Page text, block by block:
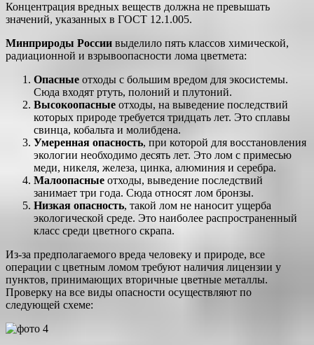
Концентрация вредных веществ должна не превышать
значений, указанных в ГОСТ 12.1.005.
Минприроды России выделило пять классов химической,
радиационной и взрывоопасности лома цветмета:
Опасные отходы с большим вредом для экосистемы.
Сюда входят ртуть, полоний и плутоний.
Высокоопасные отходы, на выведение последствий
которых природе требуется тридцать лет. Это сплавы
свинца, кобальта и молибдена.
Умеренная опасность, при которой для восстановления
экологии необходимо десять лет. Это лом с примесью
меди, никеля, железа, цинка, алюминия и серебра.
Малоопасные отходы, выведение последствий
занимает три года. Сюда относят лом бронзы.
Низкая опасность, такой лом не наносит ущерба
экологической среде. Это наиболее распространенный
класс среди цветного скрапа.
Из-за предполагаемого вреда человеку и природе, все
операции с цветным ломом требуют наличия лицензии у
пунктов, принимающих вторичные цветные металлы.
Проверку на все виды опасности осуществляют по
следующей схеме: